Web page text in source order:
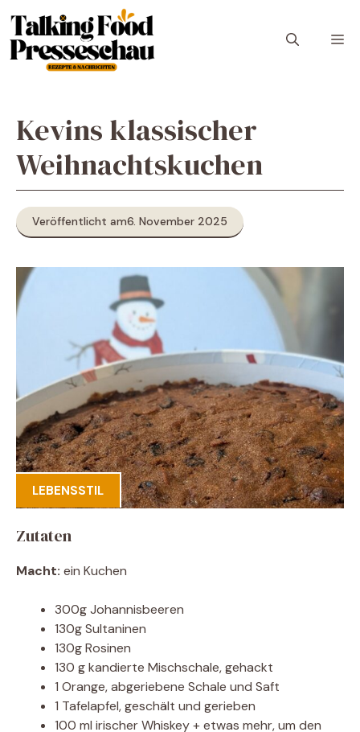
Inhalt
springen
Kevins klassischer
Weihnachtskuchen
Veröffentlicht am6. November 2025
LEBENSSTIL
Zutaten
Macht: ein Kuchen
300g Johannisbeeren
130g Sultaninen
130g Rosinen
130 g kandierte Mischschale, gehackt
1 Orange, abgeriebene Schale und Saft
1 Tafelapfel, geschält und gerieben
100 ml irischer Whiskey + etwas mehr, um den